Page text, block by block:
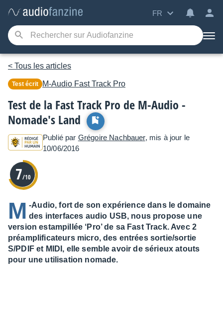
FR
< Tous les articles
Test écrit M-Audio Fast Track Pro
Test de la Fast Track Pro de M-Audio -
Nomade's Land
Publié par Grégoire Nachbauer, mis à jour le
10/06/2016
7/10
M -Audio, fort de son expérience dans le domaine
des interfaces audio USB, nous propose une
version estampillée ‘Pro’ de sa Fast Track. Avec 2
préamplificateurs micro, des entrées sortie/sortie
S/PDIF et MIDI, elle semble avoir de sérieux atouts
pour une utilisation nomade.